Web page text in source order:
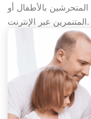
بالأطفال أو
المتنمرين عبر الإنترنت.